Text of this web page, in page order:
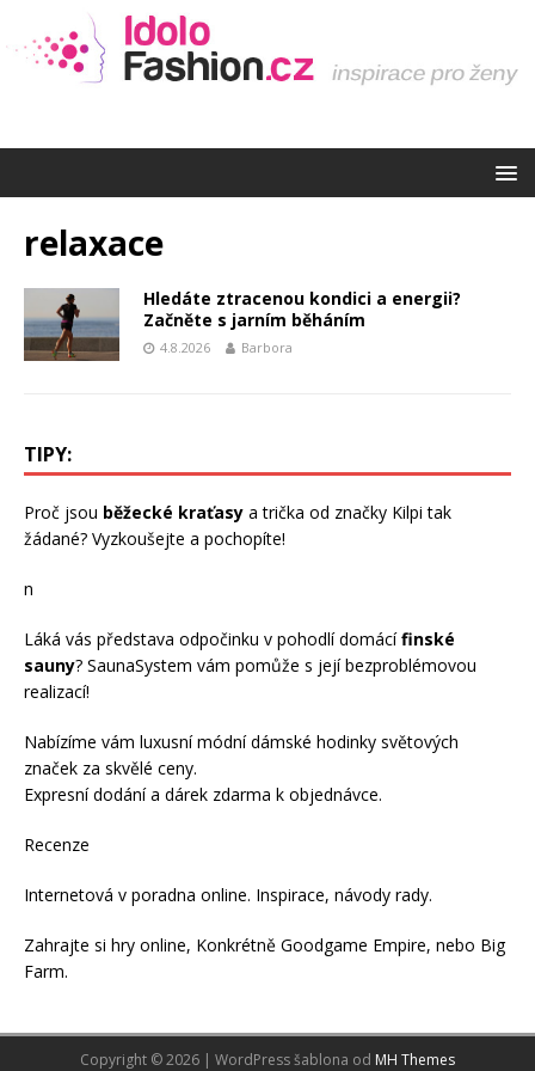
relaxace
Hledáte ztracenou kondici a energii?
Začněte s jarním běháním
4.8.2026 Barbora
TIPY:
Proč jsou běžecké kraťasy a trička od značky Kilpi tak
žádané? Vyzkoušejte a pochopíte!
n
Láká vás představa odpočinku v pohodlí domácífinské
sauny? SaunaSystem vám pomůže s její bezproblémovou
realizací!
Nabízíme vám luxusní módnídámské hodinky světových
značek za skvělé ceny.
Expresní dodání a dárek zdarma k objednávce.
Recenze
Internetová v poradna online. Inspirace, návody rady.
Zahrajte si hry online, Konkrétně Goodgame Empire, nebo Big
Farm.
Copyright © 2026 | WordPress šablona od MH Themes